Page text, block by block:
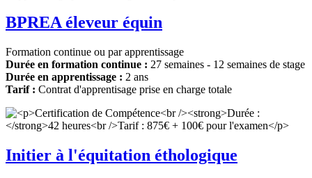
BPREA éleveur équin
Formation continue ou par apprentissage
Durée en formation continue : 27 semaines - 12 semaines de stage
Durée en apprentissage : 2 ans
Tarif : Contrat d'apprentisage prise en charge totale
Initier à l'équitation éthologique